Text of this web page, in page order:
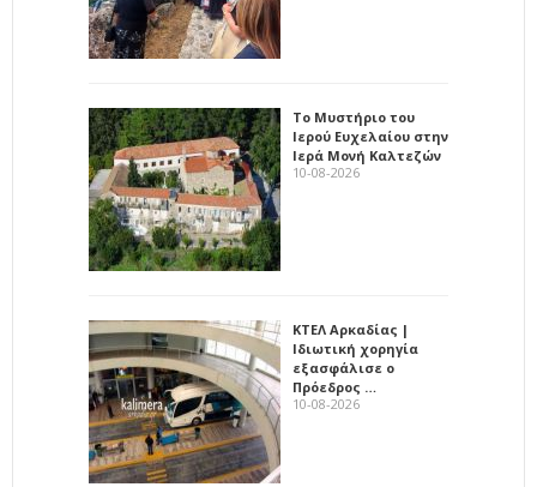
Το Μυστήριο του
Ιερού Ευχελαίου στην
Ιερά Μονή Καλτεζών
10-08-2026
ΚΤΕΛ Αρκαδίας |
Ιδιωτική χορηγία
εξασφάλισε ο
Πρόεδρος …
10-08-2026